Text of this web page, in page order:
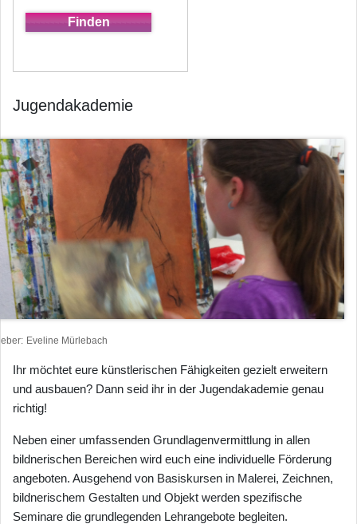
Jugendakademie
Eveline Mürlebach
Ihr möchtet eure künstlerischen Fähigkeiten gezielt erweitern
und ausbauen? Dann seid ihr in der Jugendakademie genau
richtig!
Neben einer umfassenden Grundlagenvermittlung in allen
bildnerischen Bereichen wird euch eine individuelle Förderung
angeboten. Ausgehend von Basiskursen in Malerei, Zeichnen,
bildnerischem Gestalten und Objekt werden spezifische
Seminare die grundlegenden Lehrangebote begleiten.